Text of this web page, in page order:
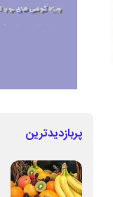
پربازدیدترین